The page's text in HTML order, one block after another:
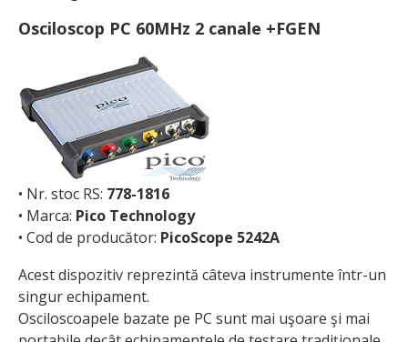
Osciloscop PC 60MHz 2 canale +FGEN
• Nr. stoc RS: 778-1816
• Marca: Pico Technology
• Cod de producător: PicoScope 5242A
Acest dispozitiv reprezintă câteva instrumente într-un
singur echipament.
Osciloscoapele bazate pe PC sunt mai uşoare şi mai